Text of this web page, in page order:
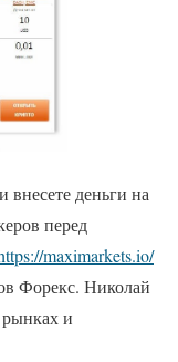
деньги на
перед
maximarkets.io/
Форекс. Николай
и